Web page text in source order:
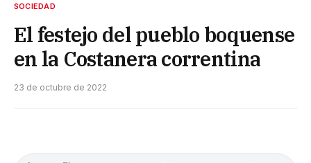
SOCIEDAD
El festejo del pueblo boquense
en la Costanera correntina
23 de octubre de 2022